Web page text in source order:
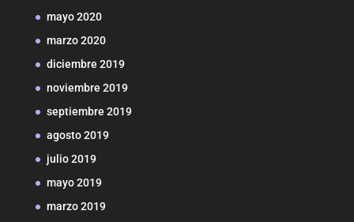
mayo 2020
marzo 2020
diciembre 2019
noviembre 2019
septiembre 2019
agosto 2019
julio 2019
mayo 2019
marzo 2019